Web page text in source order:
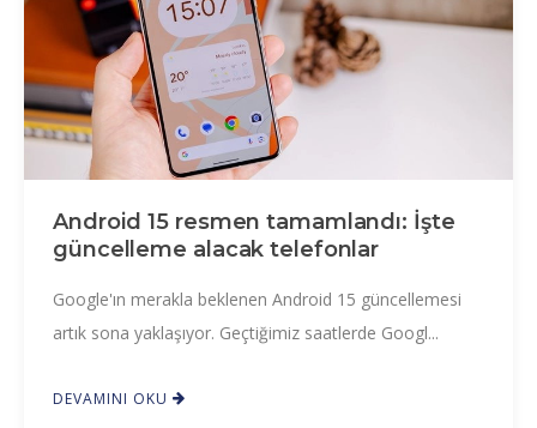
Android 15 resmen tamamlandı: İşte
güncelleme alacak telefonlar
Google'ın merakla beklenen Android 15 güncellemesi
artık sona yaklaşıyor. Geçtiğimiz saatlerde Googl...
DEVAMINI OKU